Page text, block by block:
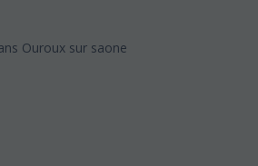
Ouroux sur saone